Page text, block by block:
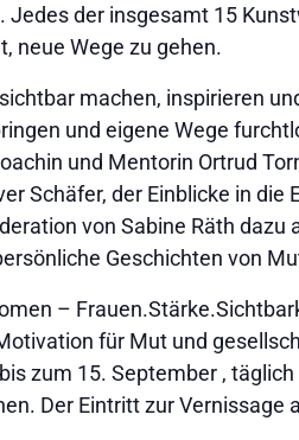
der insgesamt 15
neue Wege zu gehen.
machen, inspirieren
und eigene Wege
und Mentorin Ortrud
Schäfer, der Einblicke in die
von Sabine Räth
Geschichten von
–
für Mut und
zum 15. September ,
Der Eintritt zur Vernissage